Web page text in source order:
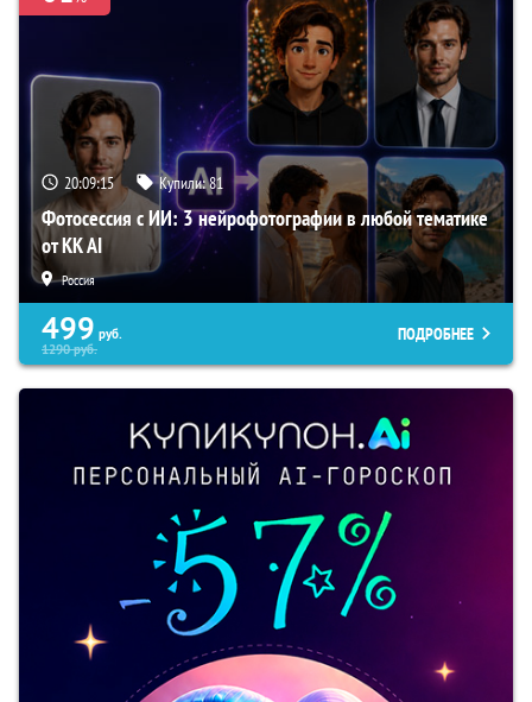
20:09:14 Купили:81
Фотосессия с ИИ: 3 нейрофотографии в любой тематике
от KK AI
Россия
499 руб.
1290руб.
ПОДРОБНЕЕ